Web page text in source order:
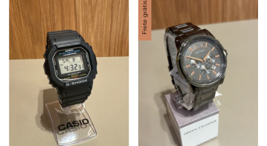
Frete grátis